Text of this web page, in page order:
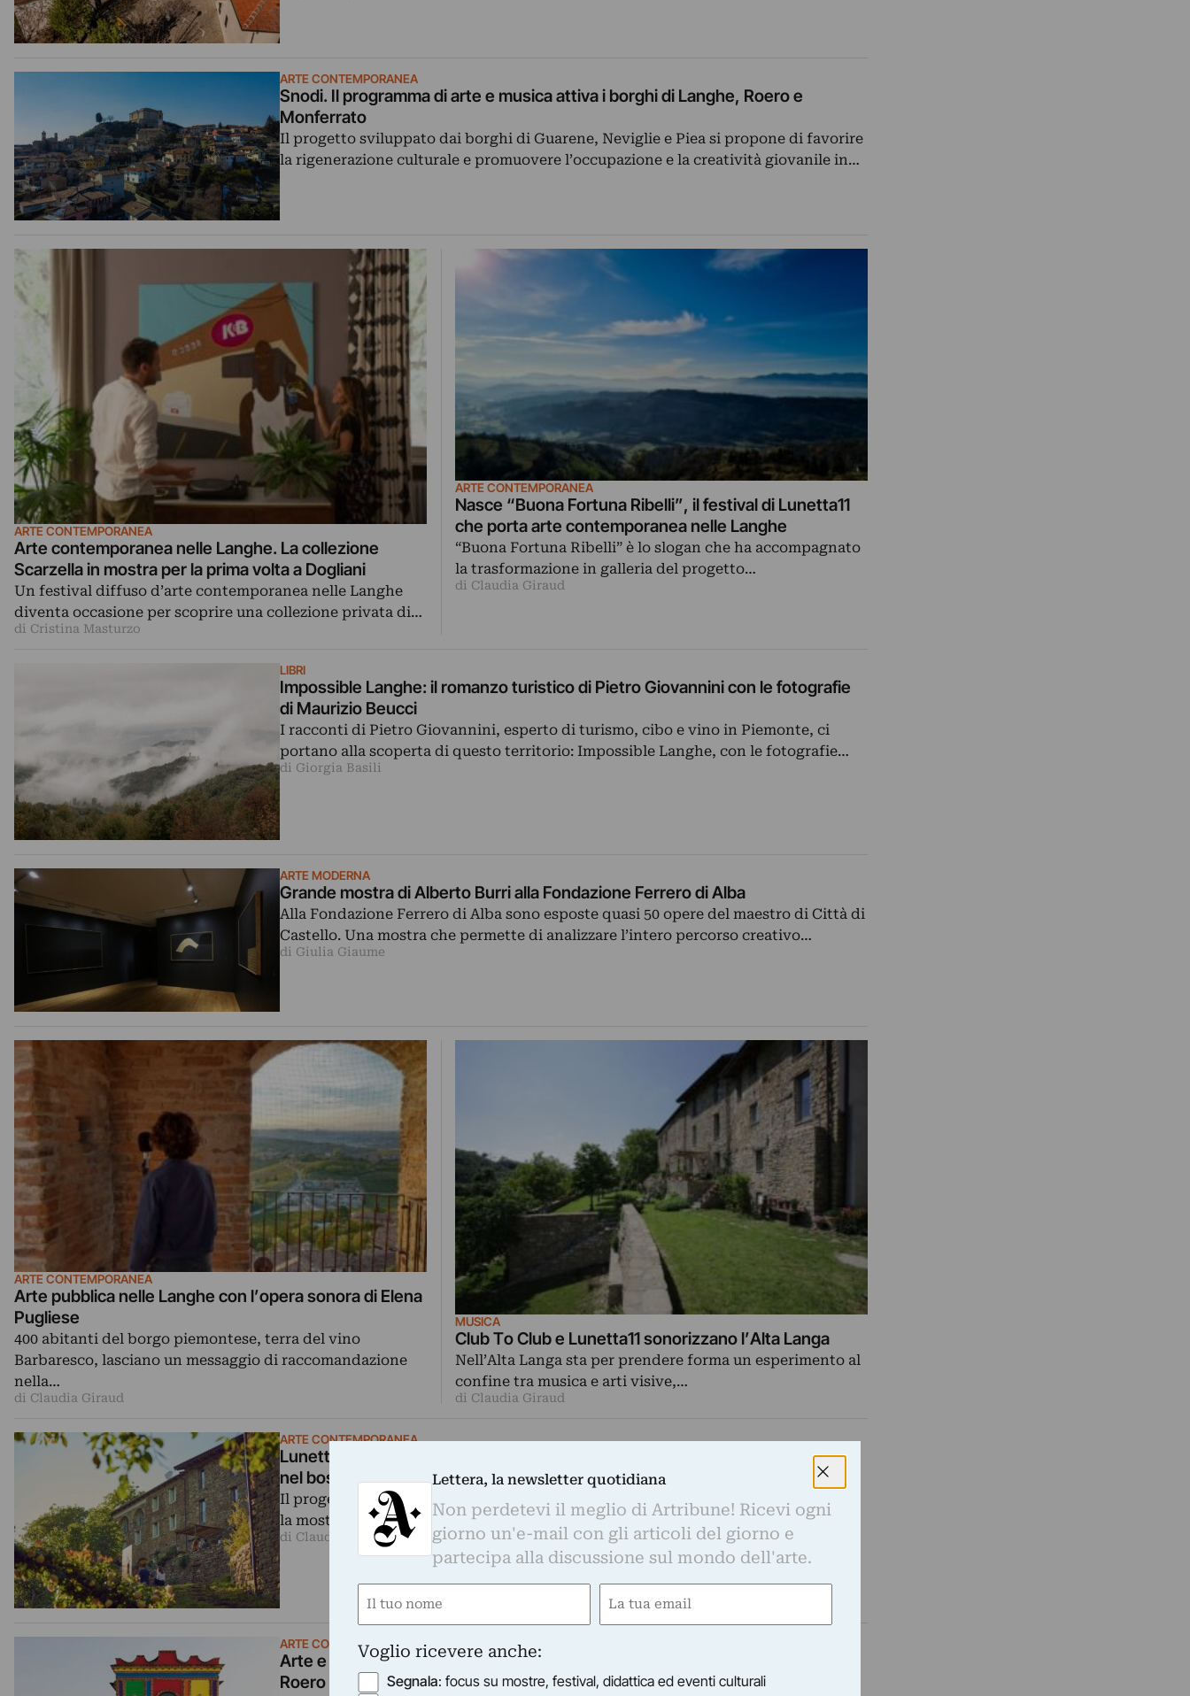
ARTE CONTEMPORANEA
Snodi. Il programma di arte e musica attiva i borghi di Langhe, Roero e
Monferrato
Il progetto sviluppato dai borghi di Guarene, Neviglie e Piea si propone di favorire
la rigenerazione culturale e promuovere l’occupazione e la creatività giovanile in…
ARTE CONTEMPORANEA
Arte contemporanea nelle Langhe. La collezione
Scarzella in mostra per la prima volta a Dogliani
Un festival diffuso d’arte contemporanea nelle Langhe
diventa occasione per scoprire una collezione privata di…
di Cristina Masturzo
ARTE CONTEMPORANEA
Nasce “Buona Fortuna Ribelli”, il festival di Lunetta11
che porta arte contemporanea nelle Langhe
“Buona Fortuna Ribelli” è lo slogan che ha accompagnato
la trasformazione in galleria del progetto…
di Claudia Giraud
LIBRI
Impossible Langhe: il romanzo turistico di Pietro Giovannini con le fotografie
di Maurizio Beucci
I racconti di Pietro Giovannini, esperto di turismo, cibo e vino in Piemonte, ci
portano alla scoperta di questo territorio: Impossible Langhe, con le fotografie…
di Giorgia Basili
ARTE MODERNA
Grande mostra di Alberto Burri alla Fondazione Ferrero di Alba
Alla Fondazione Ferrero di Alba sono esposte quasi 50 opere del maestro di Città di
Castello. Una mostra che permette di analizzare l’intero percorso creativo…
di Giulia Giaume
ARTE CONTEMPORANEA
Arte pubblica nelle Langhe con l’opera sonora di Elena
Pugliese
400 abitanti del borgo piemontese, terra del vino
Barbaresco, lasciano un messaggio di raccomandazione
nella…
di Claudia Giraud
MUSICA
Club To Club e Lunetta11 sonorizzano l’Alta Langa
Nell’Alta Langa sta per prendere forma un esperimento al
confine tra musica e arti visive,…
di Claudia Giraud
ARTE CONTEMPORANEA
Lunetta11: arte in Alta Langa. Street art nel paese di Mombarcaro e sculture
nel bosco. Le foto
Il progetto culturale nato in un antico borgo delle Langhe per l'autunno presenta
la mostra "Abitiamo il mondo": cinque personali di giovani artisti, bandiere nelle…
di Claudia Giraud
ARTE CONTEMPORANEA
Arte e turismo. David Tremlett testimonial di un percorso che unisce Langhe,
Roero e Monferrato
Lettera, la newsletter quotidiana
Non perdetevi il meglio di Artribune! Ricevi ogni
giorno un'e-mail con gli articoli del giorno e
partecipa alla discussione sul mondo dell'arte.
Nome
Email
Voglio ricevere anche:
Segnala: focus su mostre, festival, didattica ed eventi culturali